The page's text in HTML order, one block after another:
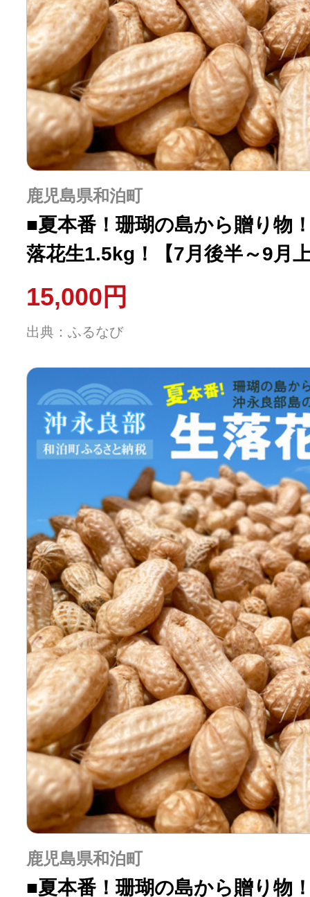
鹿児島県和泊町
■夏本番！珊瑚の島から贈り物
落花生1.5kg！【7月後半～9月
菜 落花生
15,000円
出典：ふるなび
鹿児島県和泊町
■夏本番！珊瑚の島から贈り物